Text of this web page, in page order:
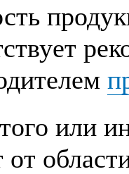
или
от